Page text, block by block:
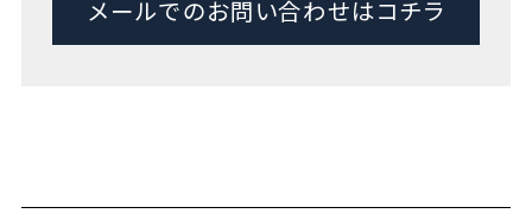
メールでのお問い合わせはコチラ